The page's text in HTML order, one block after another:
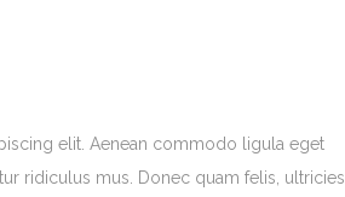
elit. Aenean commodo ligula eget
ridiculus mus. Donec quam felis, ultricies.